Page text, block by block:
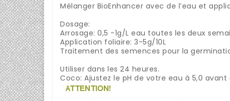
Mélanger BioEnhancer avec de l’eau et
Dosage:
Arrosage: 0,5 -1g/L eau toutes les deux
Application foliaire: 3-5g/10L
Traitement des semences pour la
Utiliser dans les 24 heures.
Coco: Ajustez le pH de votre eau à 5,0 avant